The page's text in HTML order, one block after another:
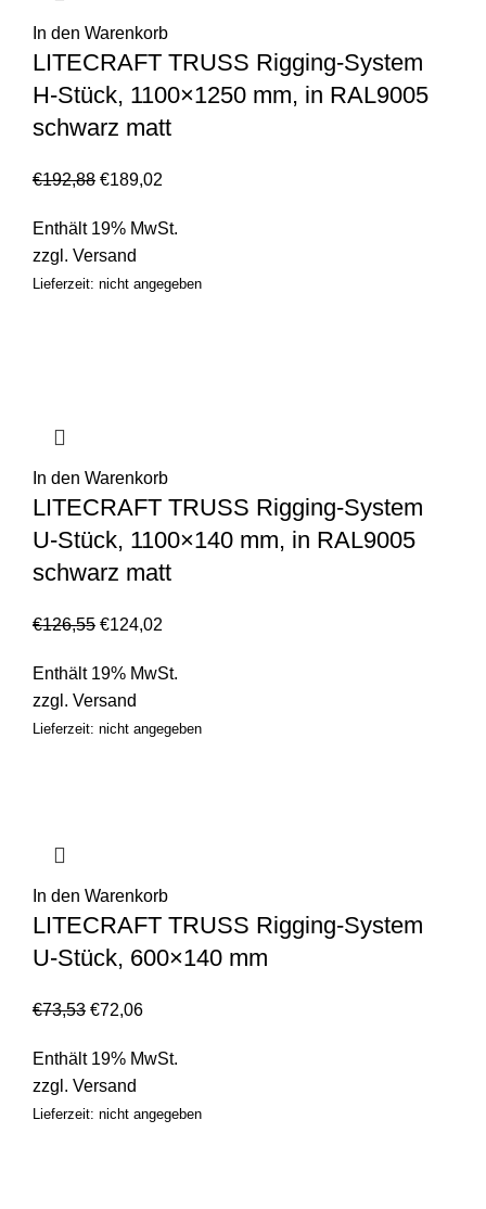
In den Warenkorb
LITECRAFT TRUSS Rigging-System
H-Stück, 1100×1250 mm, in RAL9005
schwarz matt
€192,88 €189,02
Enthält 19% MwSt.
zzgl. Versand
Lieferzeit: nicht angegeben
In den Warenkorb
LITECRAFT TRUSS Rigging-System
U-Stück, 1100×140 mm, in RAL9005
schwarz matt
€126,55 €124,02
Enthält 19% MwSt.
zzgl. Versand
Lieferzeit: nicht angegeben
In den Warenkorb
LITECRAFT TRUSS Rigging-System
U-Stück, 600×140 mm
€73,53 €72,06
Enthält 19% MwSt.
zzgl. Versand
Lieferzeit: nicht angegeben